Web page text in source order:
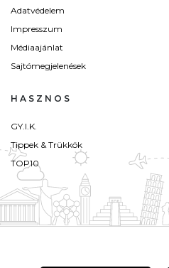
Adatvédelem
Impresszum
Médiaajánlat
Sajtómegjelenések
HASZNOS
GY.I.K.
Tippek & Trükkök
TOP10